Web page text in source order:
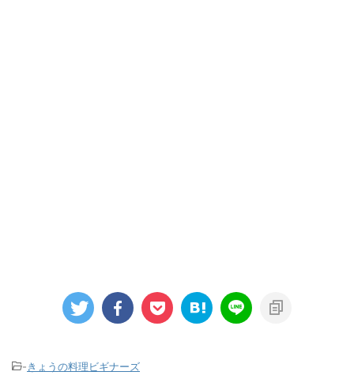
-きょうの料理ビギナーズ